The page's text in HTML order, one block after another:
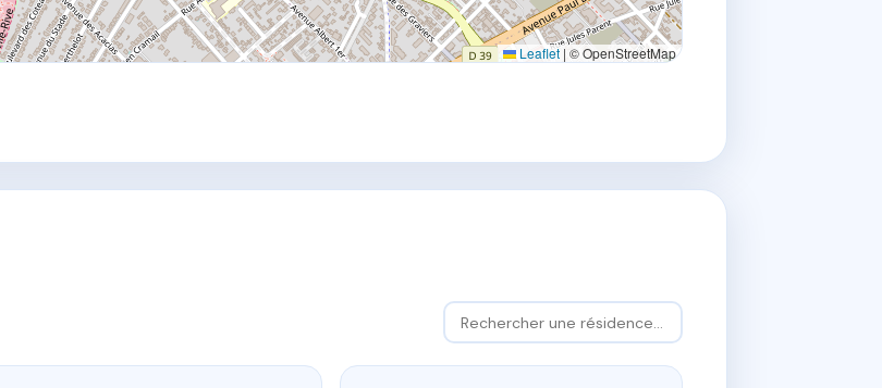
Leaflet | © OpenStreetMap